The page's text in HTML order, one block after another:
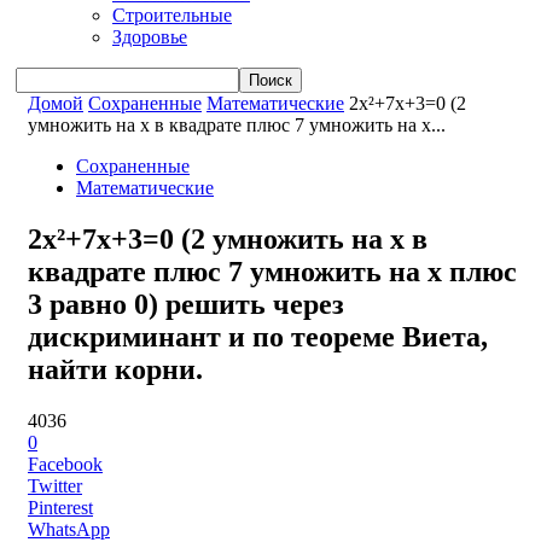
Строительные
Здоровье
Домой Сохраненные Математические 2x²+7x+3=0 (2
умножить на x в квадрате плюс 7 умножить на x...
Сохраненные
Математические
2x²+7x+3=0 (2 умножить на x в
квадрате плюс 7 умножить на x плюс
3 равно 0) решить через
дискриминант и по теореме Виета,
найти корни.
4036
0
Facebook
Twitter
Pinterest
WhatsApp